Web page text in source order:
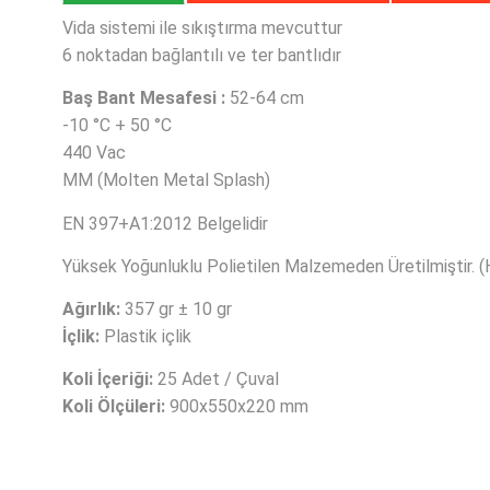
Vida sistemi ile sıkıştırma mevcuttur
6 noktadan bağlantılı ve ter bantlıdır
Baş Bant Mesafesi : 52-64 cm
-10 °C + 50 °C
440 Vac
MM (Molten Metal Splash)
EN 397+A1:2012 Belgelidir
Yüksek Yoğunluklu Polietilen Malzemeden Üretilmiştir.
Ağırlık: 357 gr ± 10 gr
İçlik: Plastik içlik
Koli İçeriği: 25 Adet / Çuval
Koli Ölçüleri: 900x550x220 mm